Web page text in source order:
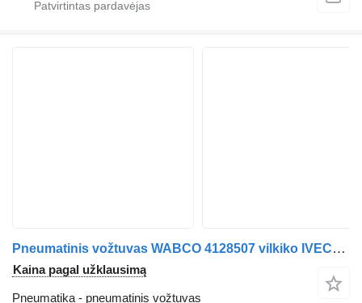
Pneumatinis vožtuvas WABCO 4128507 vilkiko IVECO STRALIS
Kaina pagal užklausimą
Pneumatika - pneumatinis vožtuvas